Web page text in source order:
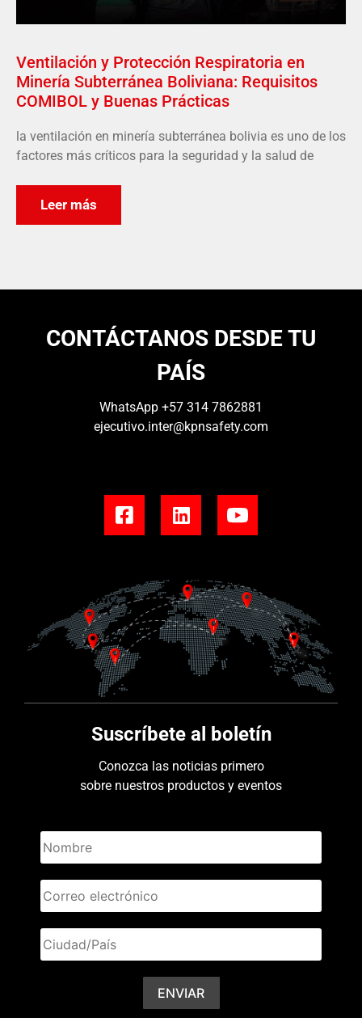
Ventilación y Protección Respiratoria en
Minería Subterránea Boliviana: Requisitos
COMIBOL y Buenas Prácticas
la ventilación en minería subterránea bolivia es uno de los
factores más críticos para la seguridad y la salud de
Leer más
CONTÁCTANOS DESDE TU
PAÍS
WhatsApp +57 314 7862881
ejecutivo.inter@kpnsafety.com
Suscríbete al boletín
Conozca las noticias primero
sobre nuestros productos y eventos